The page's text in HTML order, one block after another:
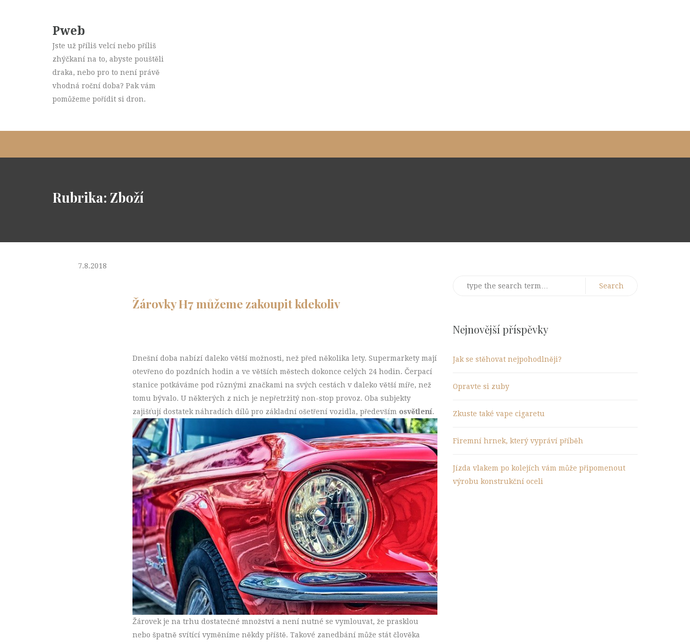
Pweb
Jste už příliš velcí nebo příliš
zhýčkaní na to, abyste pouštěli
draka, nebo pro to není právě
vhodná roční doba? Pak vám
pomůžeme pořídit si dron.
Rubrika: Zboží
7.8.2018
Žárovky H7 můžeme zakoupit kdekoliv
Dnešní doba nabízí daleko větší možnosti, než před několika lety. Supermarkety mají
otevřeno do pozdních hodin a ve větších městech dokonce celých 24 hodin. Čerpací
stanice potkáváme pod různými značkami na svých cestách v daleko větší míře, než
tomu bývalo. U některých z nich je nepřetržitý non-stop provoz. Oba subjekty
zajišťují dostatek náhradích dílů pro základní ošetření vozidla, především osvětlení.
Žárovek je na trhu dostatečné množství a není nutné se vymlouvat, že prasklou
nebo špatně svítící vyměníme někdy příště. Takové zanedbání může stát člověka
Search
Nejnovější příspěvky
Jak se stěhovat nejpohodlněji?
Opravte si zuby
Zkuste také vape cigaretu
Firemní hrnek, který vypráví příběh
Jízda vlakem po kolejích vám může připomenout
výrobu konstrukční oceli